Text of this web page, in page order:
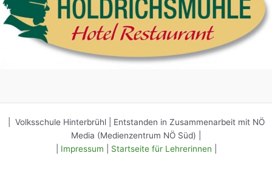
| Volksschule Hinterbrühl | Entstanden in Zusammenarbeit mit NÖ
Media (Medienzentrum NÖ Süd) |
Impressum Startseite für Lehrerinnen